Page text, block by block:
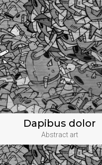
Dapibus dolor
Abstract art